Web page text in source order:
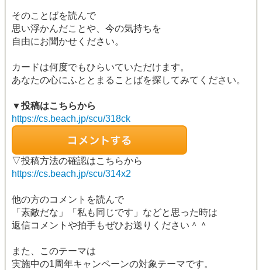
そのことばを読んで
思い浮かんだことや、今の気持ちを
自由にお聞かせください。
カードは何度でもひらいていただけます。
あなたの心にふととまることばを探してみてください。
▼投稿はこちらから
https://cs.beach.jp/scu/318ck
▽投稿方法の確認はこちらから
https://cs.beach.jp/scu/314x2
他の方のコメントを読んで
「素敵だな」「私も同じです」などと思った時は
返信コメントや拍手もぜひお送りください＾＾
また、このテーマは
実施中の1周年キャンペーンの対象テーマです。